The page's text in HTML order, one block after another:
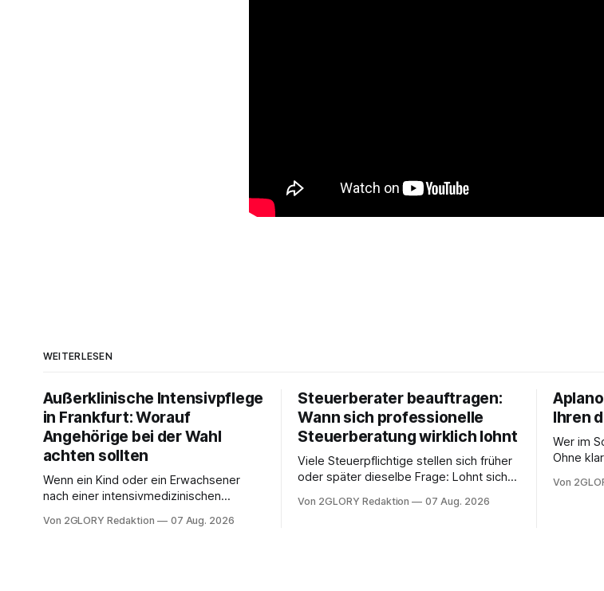
WEITERLESEN
Außerklinische Intensivpflege
in Frankfurt: Worauf
Angehörige bei der Wahl
achten sollten
Wenn ein Kind oder ein Erwachsener
nach einer intensivmedizinischen
oder eine engmaschige pflegerische
Von 2GLORY Redaktion 07 Aug. 2026
Steuerberater beauftragen:
Wann sich professionelle
Steuerberatung wirklich lohnt
Viele Steuerpflichtige stellen sich früher
oder später dieselbe Frage: Lohnt sich
sich die Steuererklärung auch in
Von 2GLORY Redaktion 07 Aug. 2026
Ihren
Wer im
Ohne
zentraler
Von